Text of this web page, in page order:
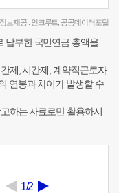
정보제공 : 인크루트 공공데이터포털
납부한 국민연금 총액을
제, 시간제, 계약직근로자
연봉과 차이가 발생할 수
하는 자료로만 활용하시
1/2